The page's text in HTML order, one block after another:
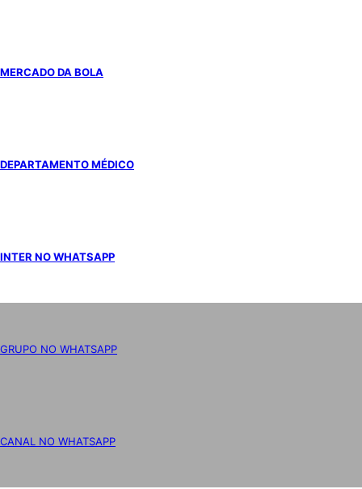
MERCADO DA BOLA
DEPARTAMENTO MÉDICO
INTER NO WHATSAPP
GRUPO NO WHATSAPP
CANAL NO WHATSAPP